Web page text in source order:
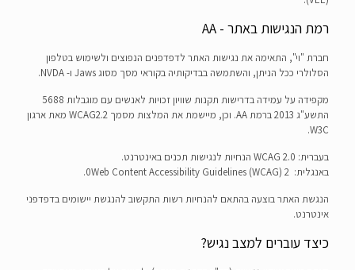
רמת הנגישות באתר - AA
חברת "וי", התאימה את נגישות האתר לדפדפנים הנפוצים ולשימוש בטלפון
הסלולרי ככל הניתן, והשתמשה בבדיקותיה בקוראי מסך מסוג Jaws ו- NVDA.
מקפידה על עמידה בדרישות תקנות שוויון זכויות לאנשים עם מוגבלות 5688
התשע"ג 2013 ברמת AA. וכן, מיישמת את המלצות מסמך WCAG2.2 מאת ארגון
W3C.
בעברית: WCAG 2.0 הנחיות לנגישות תכנים באינטרנט.
באנגלית: 0Web Content Accessibility Guidelines (WCAG) 2.
הנגשת האתר בוצעה בהתאם להנחיות רשות התקשוב להנגשת יישומים בדפדפני
אינטרנט.
כיצד עוברים למצב נגיש?